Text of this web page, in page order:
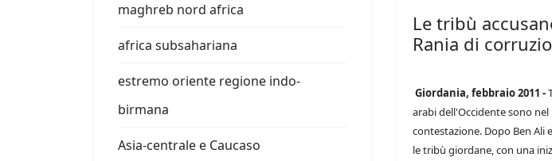
maghreb nord africa
africa subsahariana
estremo oriente regione indo-
birmana
Asia-centrale e Caucaso
Le tribù
Rania di
Giordania, febbraio 2011 -
arabi dell'Occidente sono
contestazione. Dopo Ben Ali
le tribù giordane, con una